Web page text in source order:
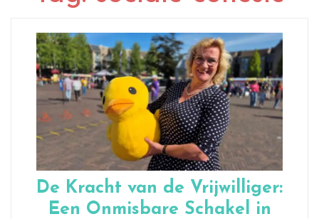
De Kracht van de Vrijwilliger:
Een Onmisbare Schakel in